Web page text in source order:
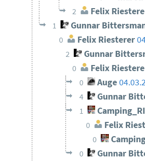
2 Felix
1 Gunnar
0 Felix Riesterer
2 Gunnar
0 Felix
0 Auge
4 Gunnar
1
0 Felix
0
0 Gunnar